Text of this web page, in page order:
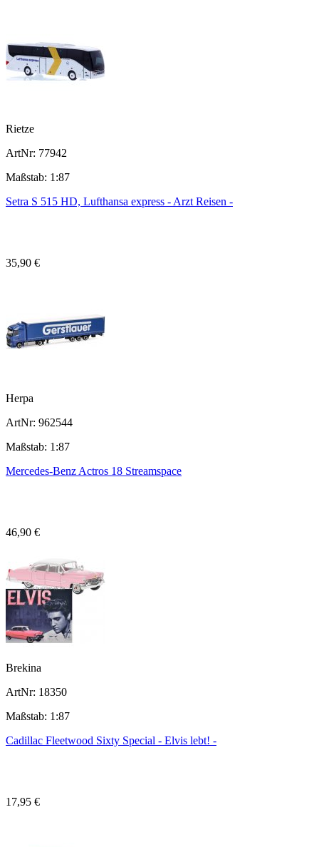
Rietze
ArtNr: 77942
Maßstab: 1:87
Setra S 515 HD, Lufthansa express - Arzt Reisen -
35,90 €
Herpa
ArtNr: 962544
Maßstab: 1:87
Mercedes-Benz Actros 18 Streamspace
46,90 €
Brekina
ArtNr: 18350
Maßstab: 1:87
Cadillac Fleetwood Sixty Special - Elvis lebt! -
17,95 €